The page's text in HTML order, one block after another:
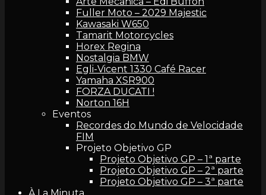
Fuller Moto – 2029 Majestic
Kawasaki W650
Tamarit Motorcycles
Horex Regina
Nostalgia BMW
Egli-Vicent 1330 Café Racer
Yamaha XSR900
FORZA DUCATI !
Norton 16H
Eventos
Recordes do Mundo de Velocidade
FIM
Projeto Objetivo GP
Projeto Objetivo GP – 1ª parte
Projeto Objetivo GP – 2ª parte
Projeto Objetivo GP – 3ª parte